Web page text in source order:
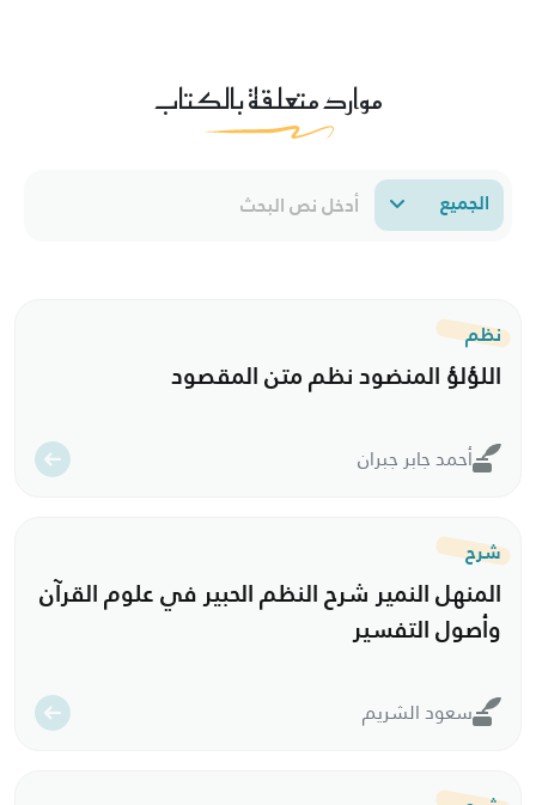
موارد متعلقة بالكتاب
الجميع
نظم
اللؤلؤ المنضود نظم متن المقصود
أحمد جابر جبران
شرح
المنهل النمير شرح النظم الحبير في علوم القرآن
وأصول التفسير
سعود الشريم